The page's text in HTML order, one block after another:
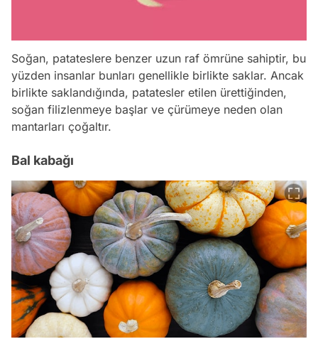
Soğan, patateslere benzer uzun raf ömrüne sahiptir, bu
yüzden insanlar bunları genellikle birlikte saklar. Ancak
birlikte saklandığında, patatesler etilen ürettiğinden,
soğan filizlenmeye başlar ve çürümeye neden olan
mantarları çoğaltır.
Bal kabağı